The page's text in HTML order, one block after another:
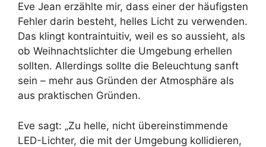
Eve Jean erzählte mir, dass einer der häufigsten
Fehler darin besteht, helles Licht zu verwenden.
Das klingt kontraintuitiv, weil es so aussieht, als
ob Weihnachtslichter die Umgebung erhellen
sollten. Allerdings sollte die Beleuchtung sanft
sein – mehr aus Gründen der Atmosphäre als
aus praktischen Gründen.
Eve sagt: „Zu helle, nicht übereinstimmende
LED-Lichter, die mit der Umgebung kollidieren,